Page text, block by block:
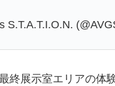
S.T.A.T.I.O.N.
終展示室エリアの体